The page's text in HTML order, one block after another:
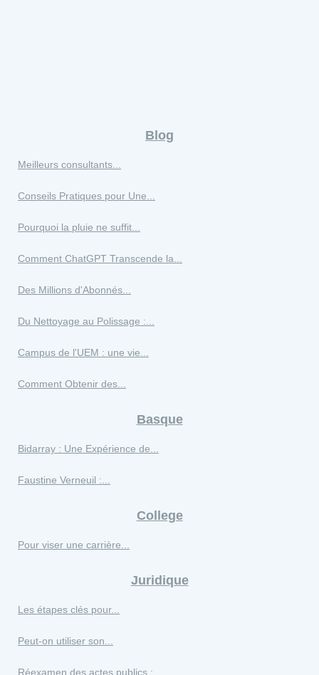
Blog
Meilleurs consultants...
Conseils Pratiques pour Une...
Pourquoi la pluie ne suffit...
Comment ChatGPT Transcende la...
Des Millions d'Abonnés...
Du Nettoyage au Polissage :...
Campus de l'UEM : une vie...
Comment Obtenir des...
Basque
Bidarray : Une Expérience de...
Faustine Verneuil :...
College
Pour viser une carrière...
Juridique
Les étapes clés pour...
Peut-on utiliser son...
Réexamen des actes publics :...